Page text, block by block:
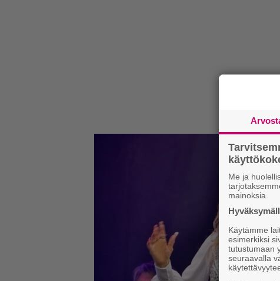
Me ja
mainoksia.
Käytämme
esimerkiksi
tutustumaan
seuraavalla